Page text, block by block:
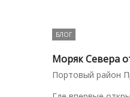
БЛОГ
Моряк Севера
Портовый район